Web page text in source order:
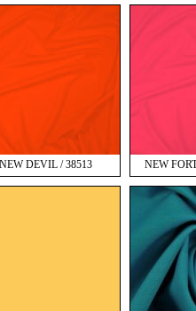
NEW DEVIL / 38513 NEW